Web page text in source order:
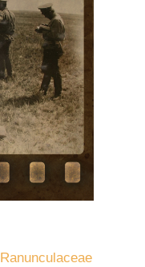
Ranunculaceae